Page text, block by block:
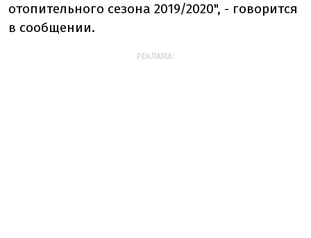
отопительного сезона 2019/2020", - говорится
в сообщении.
РЕКЛАМА: